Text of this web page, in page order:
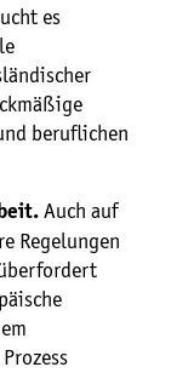
es
beruflichen
Auch auf
Regelungen